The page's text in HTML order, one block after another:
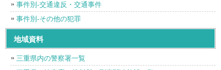
事件別-交通違反・交通事件
事件別-その他の犯罪
地域資料
三重県内の警察署一覧